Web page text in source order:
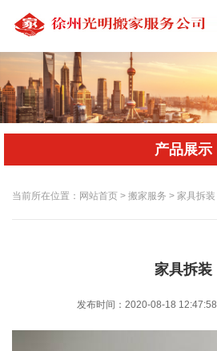
产品展示
当前所在位置：网站首页 > 搬家服务 > 家具拆装
家具拆装
发布时间：2020-08-18 12:47:58